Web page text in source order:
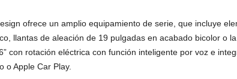
ofrece un amplio equipamiento de serie, que incluye
llantas de aleación de 19 pulgadas en acabado bicolor o
con rotación eléctrica con función inteligente por voz e
o Apple Car Play.